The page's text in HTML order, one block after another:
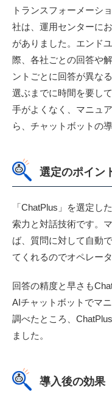
トランスフォーメーシ
社は、運用センターに
がありました。エンド
際、各社ごとの回答や
ントごとに回答が異な
選ぶまでに時間を要し
手がよくなく、マニュ
ら、チャットボットの
選定のポイン
「ChatPlus」を選定し
索力と対話技術です。
ば、質問に対して自動
てくれるのでオペレー
回答の精度と早さも
AIチャットボットでマ
調べたところ、
ました。
導入後の効果